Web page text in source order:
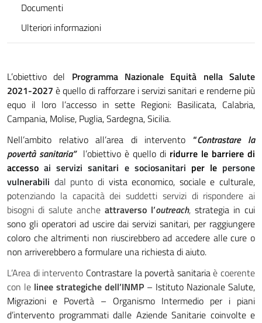
Documenti
Ulteriori informazioni
L’obiettivo del Programma Nazionale Equità nella Salute
2021-2027 è quello di rafforzare i servizi sanitari e renderne più
equo il loro l’accesso in sette Regioni: Basilicata, Calabria,
Campania, Molise, Puglia, Sardegna, Sicilia.
Nell’ambito relativo all’area di intervento “Contrastare la
povertà sanitaria”l’obiettivo è quello di ridurre le barriere di
accessoai servizi sanitari e sociosanitari per le persone
vulnerabili dal punto di vista economico, sociale e culturale,
potenziando la capacità dei suddetti servizi di rispondere ai
bisogni di salute anche attraverso l’outreach, strategia in cui
sono gli operatori ad uscire dai servizi sanitari, per raggiungere
coloro che altrimenti non riuscirebbero ad accedere alle cure o
non arriverebbero a formulare una richiesta di aiuto.
L’Area di intervento Contrastare la povertà sanitariaè coerente
con le linee strategiche dell’INMP – Istituto Nazionale Salute,
Migrazioni e Povertà – Organismo Intermedio per i piani
d’intervento programmati dalle Aziende Sanitarie coinvolte e